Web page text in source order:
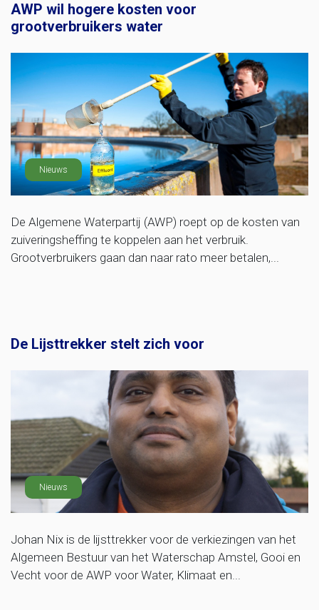
AWP wil hogere kosten voor
grootverbruikers water
Nieuws
De Algemene Waterpartij (AWP) roept op de kosten van
zuiveringsheffing te koppelen aan het verbruik.
Grootverbruikers gaan dan naar rato meer betalen,...
De Lijsttrekker stelt zich voor
Nieuws
Johan Nix is de lijsttrekker voor de verkiezingen van het
Algemeen Bestuur van het Waterschap Amstel, Gooi en
Vecht voor de AWP voor Water, Klimaat en...